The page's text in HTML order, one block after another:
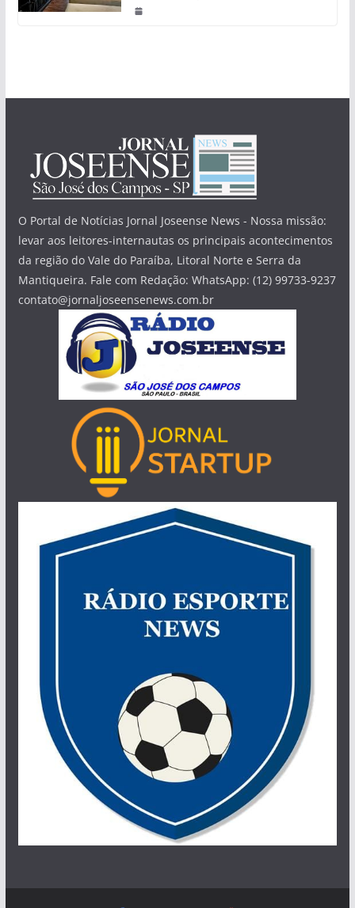
O Portal de Notícias Jornal Joseense News - Nossa missão:
levar aos leitores-internautas os principais acontecimentos
da região do Vale do Paraíba, Litoral Norte e Serra da
Mantiqueira. Fale com Redação: WhatsApp: (12) 99733-9237
contato@jornaljoseensenews.com.br